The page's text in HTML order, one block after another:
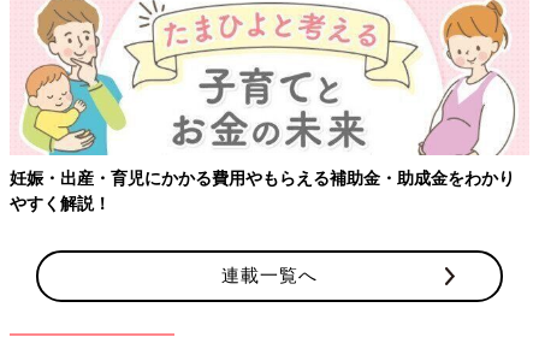
もらえる補助金・助成金をわかり 【ワクチン接種できるものも
連載一覧へ